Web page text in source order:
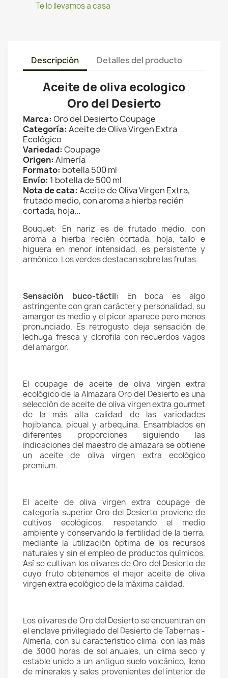
Te lo llevamos a casa
Descripción Detalles del producto
Aceite de oliva ecologico
Oro del Desierto
Marca: Oro del Desierto Coupage
Categoría: Aceite de Oliva Virgen Extra
Ecológico
Variedad: Coupage
Origen: Almería
Formato: botella 500 ml
Envío: 1 botella de 500 ml
Nota de cata: Aceite de Oliva Virgen Extra,
frutado medio, con aroma a hierba recién
cortada, hoja...
Bouquet: En nariz es de frutado medio, con
aroma a hierba recién cortada, hoja, tallo e
higuera en menor intensidad, es persistente y
armónico. Los verdes destacan sobre las frutas.
Sensación buco-táctil: En boca es algo
astringente con gran carácter y personalidad, su
amargor es medio y el picor aparece pero menos
pronunciado. Es retrogusto deja sensación de
lechuga fresca y clorofila con recuerdos vagos
del amargor.
El coupage de aceite de oliva virgen extra
ecológico de la Almazara Oro del Desierto es una
selección de aceite de oliva virgen extra gourmet
de la más alta calidad de las variedades
hojiblanca, picual y arbequina. Ensamblados en
diferentes proporciones siguiendo las
indicaciones del maestro de almazara se obtiene
un aceite de oliva virgen extra ecológico
premium.
El aceite de oliva virgen extra coupage de
categoría superior Oro del Desierto proviene de
cultivos ecológicos, respetando el medio
ambiente y conservando la fertilidad de la tierra,
mediante la utilización óptima de los recursos
naturales y sin el empleo de productos químicos.
Así se cultivan los olivares de Oro del Desierto de
cuyo fruto obtenemos el mejor aceite de oliva
virgen extra ecológico de la máxima calidad.
Los olivares de Oro del Desierto se encuentran en
el enclave privilegiado del Desierto de Tabernas -
Almería, con su característico clima, con las más
de 3000 horas de sol anuales, un clima seco y
estable unido a un antiguo suelo volcánico, lleno
de minerales y sales provenientes del interior de